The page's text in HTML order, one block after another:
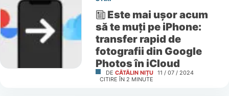
Este mai ușor acum
să te muți pe iPhone:
transfer rapid de
fotografii din Google
Photos în iCloud
DE CĂTĂLIN NIȚU 11 / 07 / 2024
CITIRE ÎN 2 MINUTE